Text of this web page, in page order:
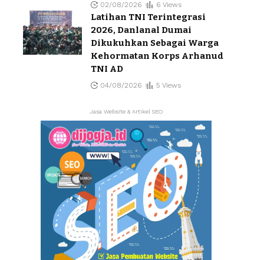
02/08/2026 6 Views
Latihan TNI Terintegrasi
2026, Danlanal Dumai
Dikukuhkan Sebagai Warga
Kehormatan Korps Arhanud
TNI AD
04/08/2026 5 Views
Jasa Website & Artikel SEO